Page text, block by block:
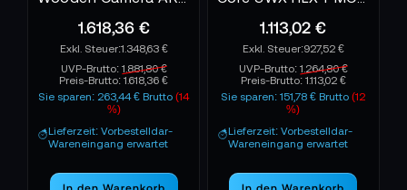
1.618,36 €
1.348,63 €
UVP-Brutto: 1.881,80 €
Preis-Brutto:1.618,36 €
Sie sparen: 263,44 € Brutto(14
%)
Lieferzeit: Vorbestelldar-
Wareneingang erwartet
In den Warenkorb
1.113,02 €
927,52 €
UVP-Brutto: 1.264,80 €
Preis-Brutto: 1.113,02 €
Sie sparen: 151,78 € Brutto(12
%)
Lieferzeit: Vorbestelldar-
Wareneingang erwartet
In den Warenkorb